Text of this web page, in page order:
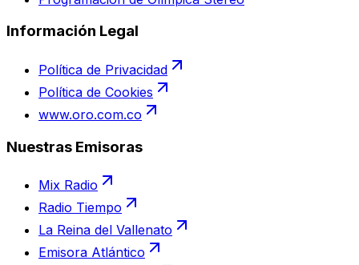
Información Legal
Política de Privacidad
Política de Cookies
www.oro.com.co
Nuestras Emisoras
Mix Radio
Radio Tiempo
La Reina del Vallenato
Emisora Atlántico